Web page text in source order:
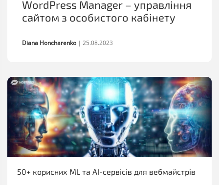
WordPress Manager – управління
сайтом з особистого кабінету
Diana Honcharenko | 25.08.2023
50+ корисних ML та AI-сервісів для вебмайстрів